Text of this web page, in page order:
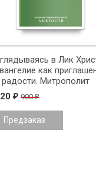
в Лик
как
радости. Митрополит
(Ермаков)
₽ 900₽
Предзаказ